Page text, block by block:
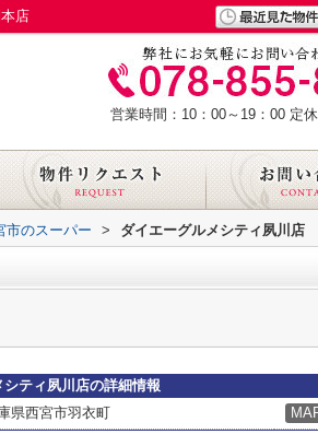
店
営業時間：10：00～19：00 定
市のスーパー > ダイエーグルメシティ夙川店
ティ夙川店の詳細情報
県西宮市羽衣町